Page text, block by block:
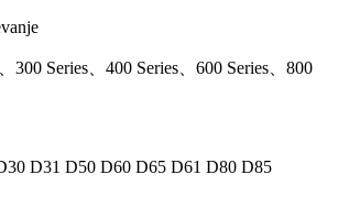
300 Series、400 Series、600 Series、800
D31 D50 D60 D65 D61 D80 D85